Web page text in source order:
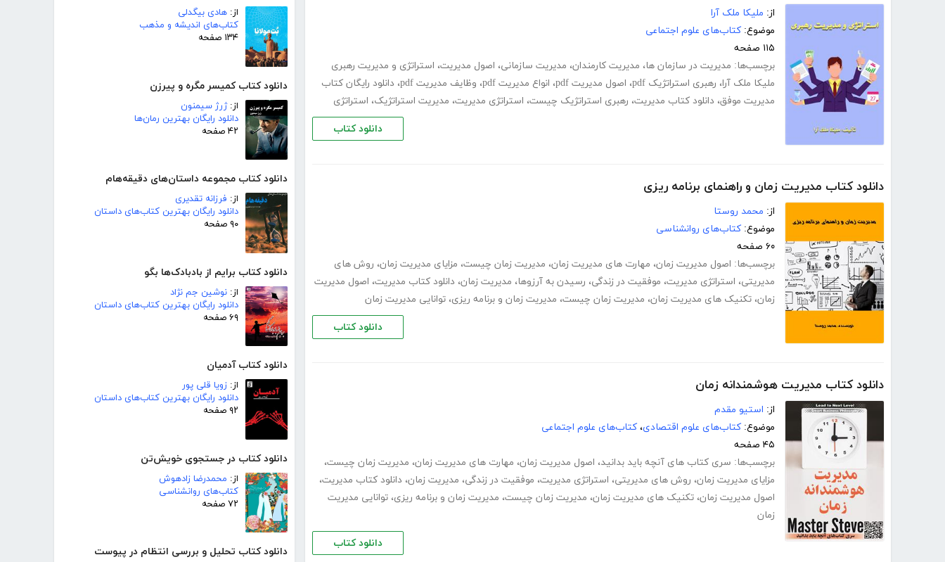
از: هادی بیگدلی
کتاب‌های اندیشه و مذهب
۱۳۴ صفحه
دانلود کتاب کمیسر مگره و پیرزن
از:ژرژ سیمنون
دانلود رایگان بهترین رمان‌ها
۴۲ صفحه
دانلود کتاب مجموعه داستان‌های دقیقه‌هام
از: فرزانه تقدیری
دانلود رایگان بهترین کتاب‌های داستان
۹۰ صفحه
دانلود کتاب برایم از بادبادک‌ها بگو
از: نوشین جم نژاد
دانلود رایگان بهترین کتاب‌های داستان
۶۹ صفحه
دانلود کتاب آدمیان
از: زویا قلی پور
دانلود رایگان بهترین کتاب‌های داستان
۹۲ صفحه
دانلود کتاب در جستجوی خویش‌تن
از: محمدرضا زادهوش
کتاب‌های روانشناسی
۷۲ صفحه
دانلود کتاب تحلیل و بررسی انتظام در پیوست
از: ملیکا ملک آرا
موضوع: کتاب‌های علوم اجتماعی
۱۱۵ صفحه
برچسب‌ها: مدیریت در سازمان ها، مدیریت کارمندان، مدیریت سازمانی، اصول مدیریت، استراتژی و مدیریت رهبری
ملیکا ملک آرا، رهبری استراتژیک pdf ، اصول مدیریت pdf ، انواع مدیریت pdf ، وظایف مدیریت pdf ، دانلود رایگان کتاب
مدیریت موفق، دانلود کتاب مدیریت، رهبری استراتژیک چیست، استراتژی مدیریت، مدیریت استراتژیک، استراتژی
دانلود کتاب
دانلود کتاب مدیریت زمان و راهنمای برنامه ریزی
از: محمد روستا
موضوع: کتاب‌های روانشناسی
۶۰ صفحه
برچسب‌ها: اصول مدیریت زمان، مهارت های مدیریت زمان، مدیریت زمان چیست، مزایای مدیریت زمان، روش های
مدیریتی، استراتژی مدیریت، موفقیت در زندگی، رسیدن به آرزوها، مدیریت زمان، دانلود کتاب مدیریت، اصول مدیریت
زمان، تکنیک های مدیریت زمان، مدیریت زمان چیست، مدیریت زمان و برنامه ریزی، توانایی مدیریت زمان
دانلود کتاب
دانلود کتاب مدیریت هوشمندانه زمان
از: استیو مقدم
موضوع: کتاب‌های علوم اقتصادی، کتاب‌های علوم اجتماعی
۴۵ صفحه
برچسب‌ها: سری کتاب های آنچه باید بدانید، اصول مدیریت زمان، مهارت های مدیریت زمان، مدیریت زمان چیست،
مزایای مدیریت زمان، روش های مدیریتی، استراتژی مدیریت، موفقیت در زندگی، مدیریت زمان، دانلود کتاب مدیریت،
اصول مدیریت زمان، تکنیک های مدیریت زمان، مدیریت زمان چیست، مدیریت زمان و برنامه ریزی، توانایی مدیریت
زمان
دانلود کتاب